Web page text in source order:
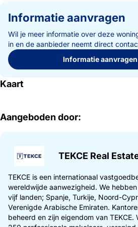
Informatie aanvragen
Wil je meer informatie over deze
in en de aanbieder neemt direct
Informatie aanvragen
Kaart
Aangeboden door:
TEKCE Real
TEKCE is een internationaal
wereldwijde aanwezigheid. We
vijf landen; Spanje, Turkije, Noord-
Verenigde Arabische Emiraten.
beheerd en zijn eigendom van TEKCE.